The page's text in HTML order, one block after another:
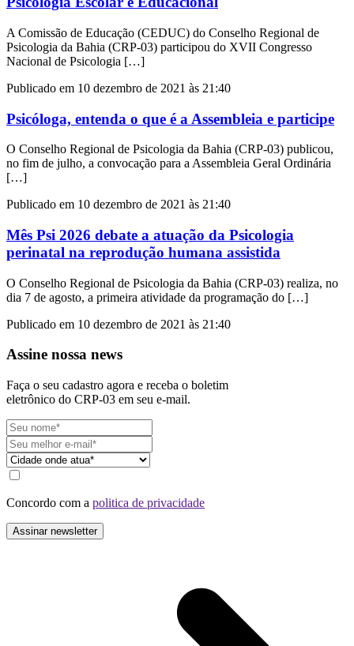
A Comissão de Educação (CEDUC) do Conselho Regional de
Psicologia da Bahia (CRP-03) participou do XVII Congresso
Nacional de Psicologia […]
Publicado em 10 dezembro de 2021 às 21:40
Psicóloga, entenda o que é a Assembleia e participe
O Conselho Regional de Psicologia da Bahia (CRP-03) publicou,
no fim de julho, a convocação para a Assembleia Geral Ordinária
[…]
Publicado em 10 dezembro de 2021 às 21:40
Mês Psi 2026 debate a atuação da Psicologia
perinatal na reprodução humana assistida
O Conselho Regional de Psicologia da Bahia (CRP-03) realiza, no
dia 7 de agosto, a primeira atividade da programação do […]
Publicado em 10 dezembro de 2021 às 21:40
Assine nossa news
Faça o seu cadastro agora e receba o boletim
eletrônico do CRP-03 em seu e-mail.
Concordo com a politica de privacidade